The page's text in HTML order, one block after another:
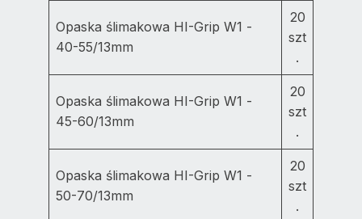
Opaska ślimakowa HI-Grip W1 -
40-55/13mm
20
szt
.
Opaska ślimakowa HI-Grip W1 -
45-60/13mm
20
szt
.
Opaska ślimakowa HI-Grip W1 -
50-70/13mm
20
szt
.